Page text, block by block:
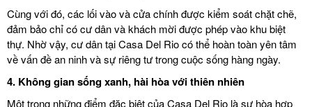
Cùng với đó, các lối vào và cửa chính được kiểm soát chặt chẽ,
đảm bảo chỉ có cư dân và khách mời được phép vào khu biệt
thự. Nhờ vậy, cư dân tại Casa Del Rio có thể hoàn toàn yên tâm
về vấn đề an ninh và sự riêng tư trong cuộc sống hàng ngày.
4. Không gian sống xanh, hài hòa với thiên nhiên
Một trong những điểm đặc biệt của Casa Del Rio là sự hòa hợp